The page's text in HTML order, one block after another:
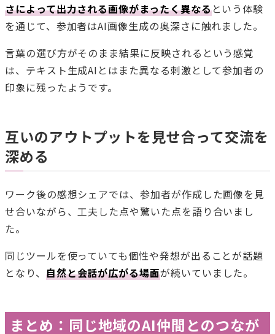
さによって出力される画像がまったく異なるという体験
を通じて、参加者はAI画像生成の奥深さに触れました。
言葉の選び方がそのまま結果に反映されるという感覚
は、テキスト生成AIとはまた異なる刺激として参加者の
印象に残ったようです。
互いのアウトプットを見せ合って交流を
深める
ワーク後の感想シェアでは、参加者が作成した画像を見
せ合いながら、工夫した点や驚いた点を語り合いまし
た。
同じツールを使っていても個性や発想が出ることが話題
となり、 自然と会話が広がる場面が続いていました。
まとめ：同じ地域のAI仲間とのつなが